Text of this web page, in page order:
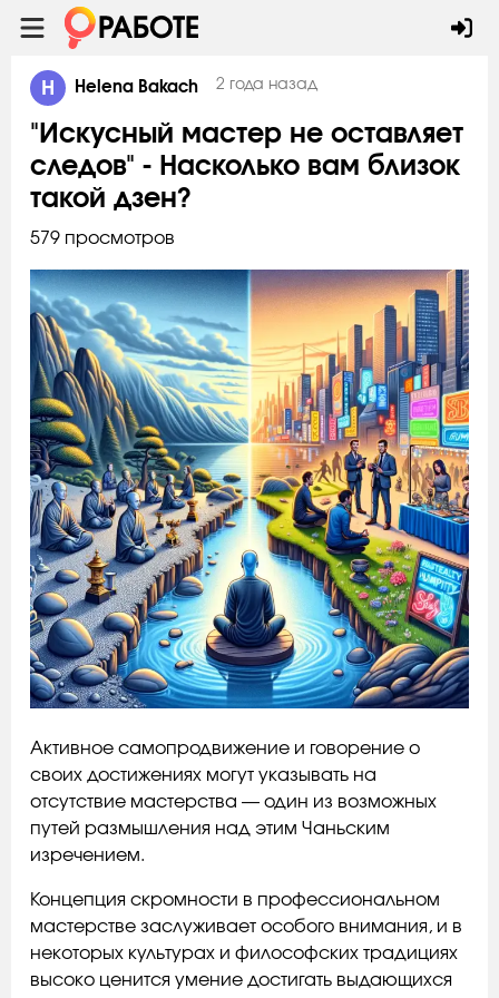
H Helena Bakach 2 года назад
"Искусный мастер не оставляет
следов" - Насколько вам близок
такой дзен?
579 просмотров
Активное самопродвижение и говорение о
своих достижениях могут указывать на
отсутствие мастерства — один из возможных
путей размышления над этим Чаньским
изречением.
Концепция скромности в профессиональном
мастерстве заслуживает особого внимания, и в
некоторых культурах и философских традициях
высоко ценится умение достигать выдающихся